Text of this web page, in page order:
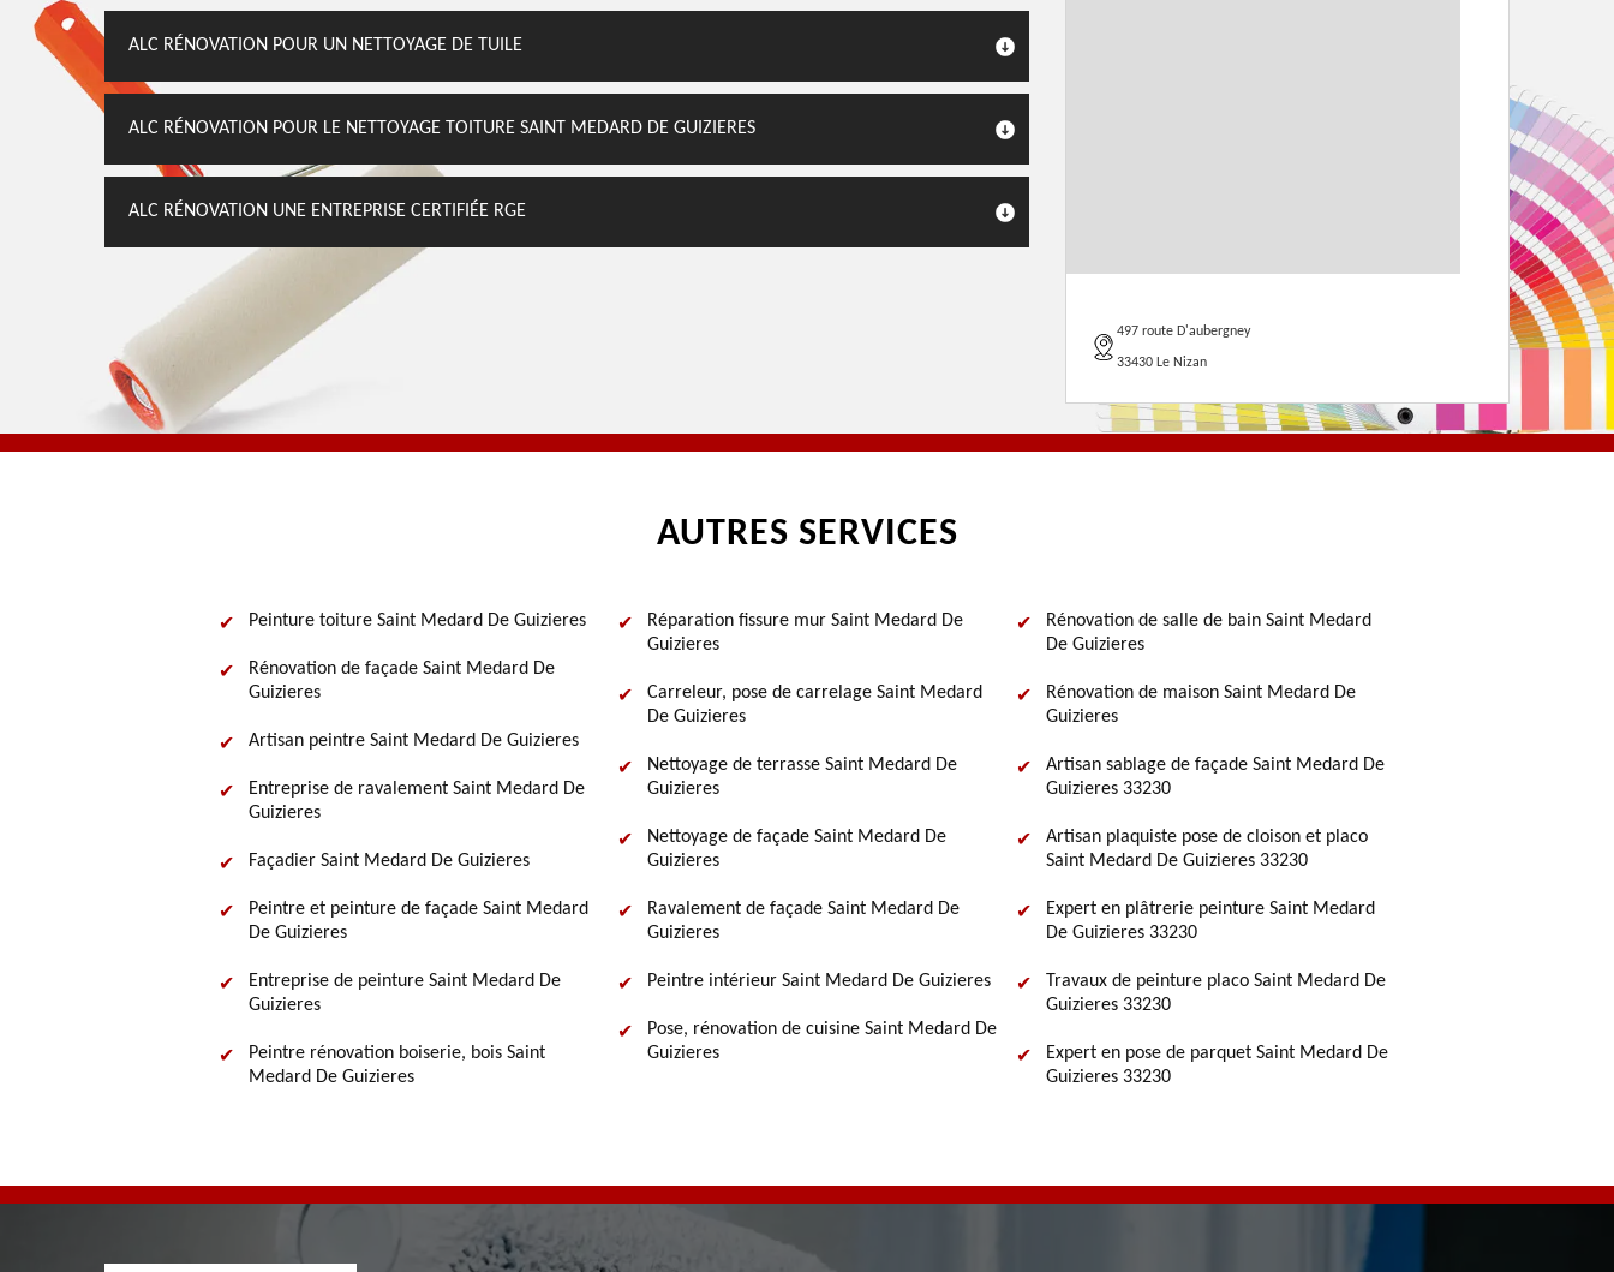
ALC RÉNOVATION POUR UN NETTOYAGE DE TUILE
ALC RÉNOVATION POUR LE NETTOYAGE TOITURE SAINT MEDARD DE GUIZIERES
ALC RÉNOVATION UNE ENTREPRISE CERTIFIÉE RGE
497 route D'aubergney
33430 Le Nizan
AUTRES SERVICES
Peinture toiture Saint Medard De Guizieres
Rénovation de façade Saint Medard De
Guizieres
Artisan peintre Saint Medard De Guizieres
Entreprise de ravalement Saint Medard De
Guizieres
Façadier Saint Medard De Guizieres
Peintre et peinture de façade Saint Medard
De Guizieres
Entreprise de peinture Saint Medard De
Guizieres
Peintre rénovation boiserie, bois Saint
Medard De Guizieres
Réparation fissure mur Saint Medard De
Guizieres
Carreleur, pose de carrelage Saint Medard
De Guizieres
Nettoyage de terrasse Saint Medard De
Guizieres
Nettoyage de façade Saint Medard De
Guizieres
Ravalement de façade Saint Medard De
Guizieres
Peintre intérieur Saint Medard De Guizieres
Pose, rénovation de cuisine Saint Medard De
Guizieres
Rénovation de salle de bain Saint Medard
De Guizieres
Rénovation de maison Saint Medard De
Guizieres
Artisan sablage de façade Saint Medard De
Guizieres 33230
Artisan plaquiste pose de cloison et placo
Saint Medard De Guizieres 33230
Expert en plâtrerie peinture Saint Medard
De Guizieres 33230
Travaux de peinture placo Saint Medard De
Guizieres 33230
Expert en pose de parquet Saint Medard De
Guizieres 33230